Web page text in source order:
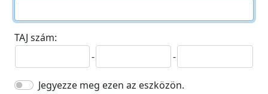
TAJ szám:
-
-
Jegyezze meg ezen az eszközön.